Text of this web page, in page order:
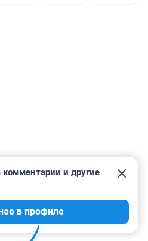
и другие
в профиле